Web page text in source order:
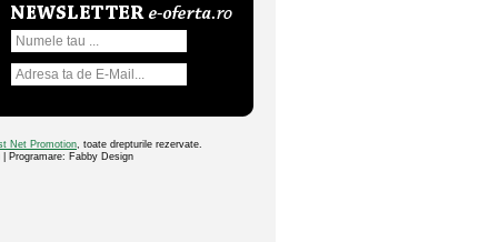
Net Promotion, toate drepturile rezervate.
Programare: Fabby Design